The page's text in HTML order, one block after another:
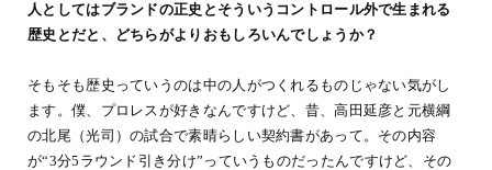
人としてはブランドの正史とそういうコントロール外で生まれる
歴史とだと、どちらがよりおもしろいんでしょうか？
そもそも歴史っていうのは中の人がつくれるものじゃない気がし
ます。僕、プロレスが好きなんですけど、昔、高田延彦と元横綱
の北尾（光司）の試合で素晴らしい契約書があって。その内容
が“3分5ラウンド引き分け”っていうものだったんですけど、その